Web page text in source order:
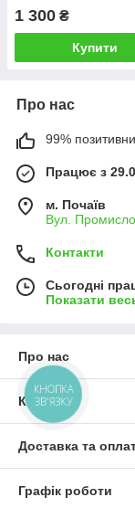
1 300 ₴
Купити
Про нас
99%
Працює з
м. Почаїв
Вул.
Контакти
Сьогодні
Показати
Про нас
Контакти
Доставка та
Графік роботи
КНОПКА
ЗВ'ЯЗКУ